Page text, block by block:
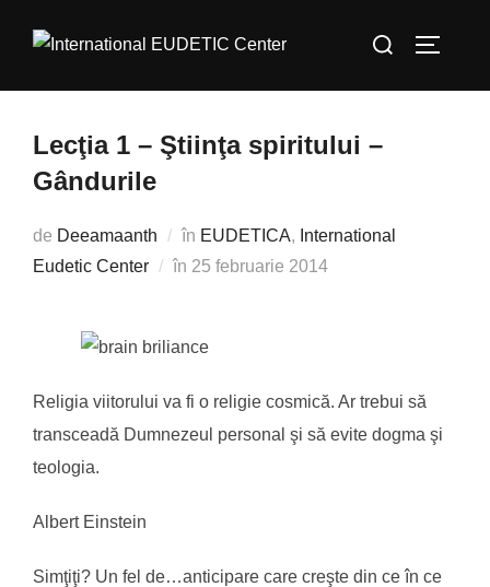
Caută
Lecţia 1 – Ştiinţa spiritului –
Gândurile
de Deeamaanth în EUDETICA, International
Eudetic Center
în Publicat
25 februarie 2014
Religia viitorului va fi o religie cosmică. Ar trebui să
transceadă Dumnezeul personal şi să evite dogma şi
teologia.
Albert Einstein
Simţiţi? Un fel de…anticipare care creşte din ce în ce